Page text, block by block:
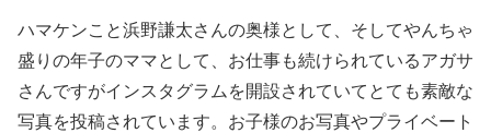
ハマケンこと浜野謙太さんの奥様として、そしてやんちゃ
盛りの年子のママとして、お仕事も続けられているアガサ
さんですがインスタグラムを開設されていてとても素敵な
写真を投稿されています。お子様のお写真やプライベート